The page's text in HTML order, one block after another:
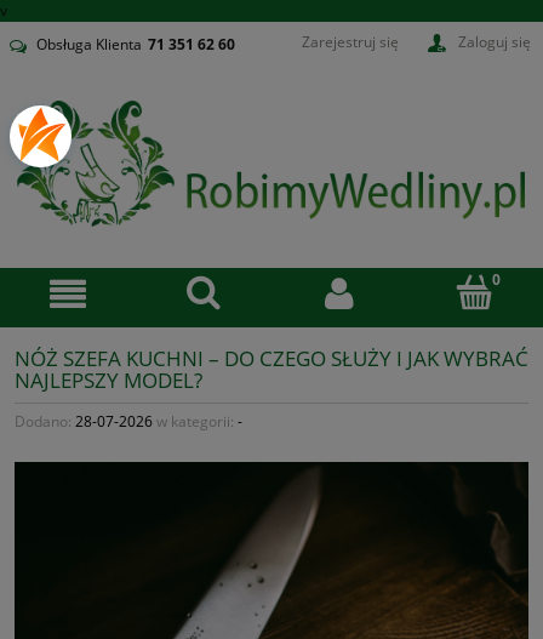
v
Obsługa Klienta 71 351 62 60 Zarejestruj się Zaloguj się
NÓŻ SZEFA KUCHNI – DO CZEGO SŁUŻY I JAK WYBRAĆ
NAJLEPSZY MODEL?
Dodano: 28-07-2026w kategorii: -